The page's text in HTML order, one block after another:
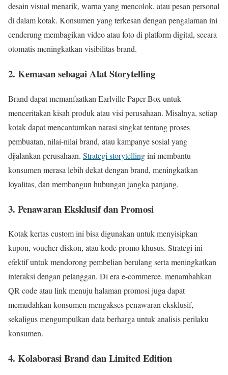
desain visual menarik, warna yang mencolok, atau pesan personal
di dalam kotak. Konsumen yang terkesan dengan pengalaman ini
cenderung membagikan video atau foto di platform digital, secara
otomatis meningkatkan visibilitas brand.
2. Kemasan sebagai Alat Storytelling
Brand dapat memanfaatkan Earlville Paper Box untuk
menceritakan kisah produk atau visi perusahaan. Misalnya, setiap
kotak dapat mencantumkan narasi singkat tentang proses
pembuatan, nilai-nilai brand, atau kampanye sosial yang
dijalankan perusahaan. Strategi storytellingini membantu
konsumen merasa lebih dekat dengan brand, meningkatkan
loyalitas, dan membangun hubungan jangka panjang.
3. Penawaran Eksklusif dan Promosi
Kotak kertas custom ini bisa digunakan untuk menyisipkan
kupon, voucher diskon, atau kode promo khusus. Strategi ini
efektif untuk mendorong pembelian berulang serta meningkatkan
interaksi dengan pelanggan. Di era e-commerce, menambahkan
QR code atau link menuju halaman promosi juga dapat
memudahkan konsumen mengakses penawaran eksklusif,
sekaligus mengumpulkan data berharga untuk analisis perilaku
konsumen.
4. Kolaborasi Brand dan Limited Edition